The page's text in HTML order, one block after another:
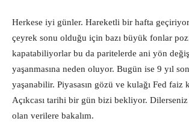
Herkese iyi günler. Hareketli bir hafta
çeyrek sonu olduğu için bazı büyük fonlar
kapatabiliyorlar bu da paritelerde ani yön
yaşanmasına neden oluyor. Bugün ise 9 yıl
yaşanabilir. Piyasasın gözü ve kulağı Fed faiz
Açıkcası tarihi bir gün bizi bekliyor.
olan verilere bakalım.